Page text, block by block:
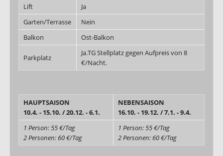
Lift
Ja
Garten/Terrasse
Nein
Balkon
Ost-Balkon
Parkplatz
Ja.TG Stellplatz gegen Aufpreis von 8
€/Nacht.
HAUPTSAISON
10.4. - 15.10. / 20.12. - 6.1.
NEBENSAISON
16.10. - 19.12. / 7.1. - 9.4.
1 Person: 55 €/Tag
2 Personen: 60 €/Tag
1 Person: 55 €/Tag
2 Personen: 60 €/Tag